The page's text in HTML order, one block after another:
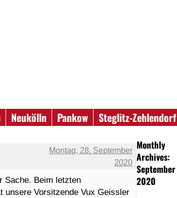
Neukölln Pankow
Steglitz-Zehlendorf
Monthly
Archives:
September
2020
Montag, 28. September
2020
Sache. Beim letzten
unsere Vorsitzende Vux Geissler